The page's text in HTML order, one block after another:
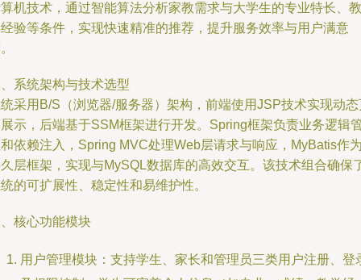
机技术，通过智能算法分析家教需求与大学生的专业特长、教
验等条件，实现快速精准的推荐，提升服务效率与用户满意
系统架构与技术选型
采用B/S（浏览器/服务器）架构，前端使用JSP技术实现动态
示，后端基于SSM框架进行开发。Spring框架负责业务逻辑
依赖注入，Spring MVC处理Web层请求与响应，MyBatis作
层框架，实现与MySQL数据库的高效交互。该技术组合确保
的可扩展性、稳定性和易维护性。
核心功能模块
用户管理模块：支持学生、家长和管理员三类用户注册、登